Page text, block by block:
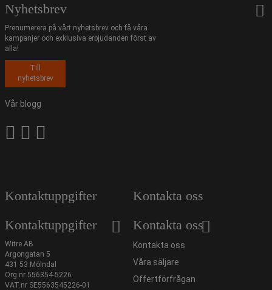
Nyhetsbrev
Prenumerera på vårt nyhetsbrev och få våra
kampanjer och exklusiva erbjudanden först av
alla!
Till
nyhetsbrev
Vår blogg
Kontaktuppgifter
Kontaktuppgifter
Witre AB
Argongatan 5
431 53 Mölndal
Org.nr 556354-5226
VAT.nr SE5563545226-01
Kontakta oss
Kontakta oss
Kontakta oss
Våra säljare
Offertförfrågan